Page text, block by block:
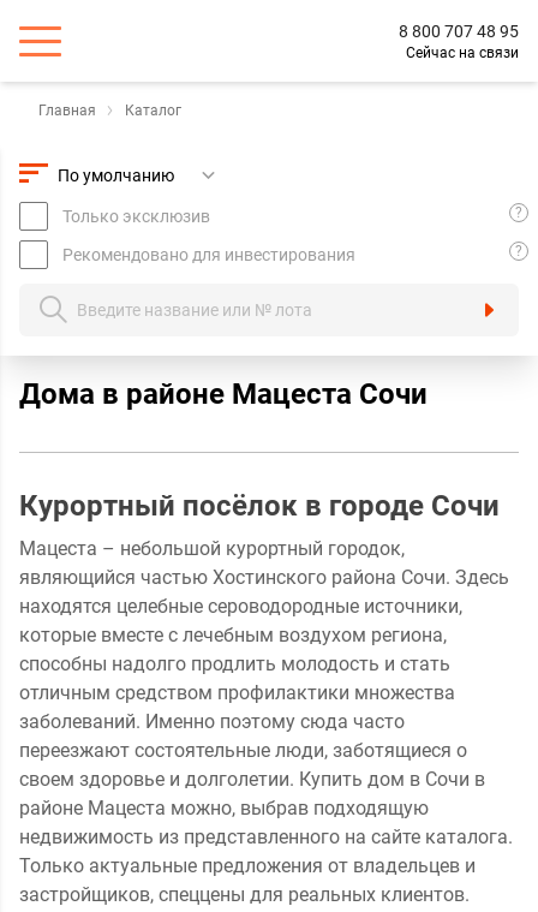
8 800 707 48 95
Сейчас на связи
Главная Каталог
Только эксклюзив ?
Рекомендовано для инвестирования ?
Дома в районе Мацеста Сочи
Курортный посёлок в городе Сочи
Мацеста – небольшой курортный городок,
являющийся частью Хостинского района Сочи. Здесь
находятся целебные сероводородные источники,
которые вместе с лечебным воздухом региона,
способны надолго продлить молодость и стать
отличным средством профилактики множества
заболеваний. Именно поэтому сюда часто
переезжают состоятельные люди, заботящиеся о
своем здоровье и долголетии. Купить дом в Сочи в
районе Мацеста можно, выбрав подходящую
недвижимость из представленного на сайте каталога.
Только актуальные предложения от владельцев и
застройщиков, спеццены для реальных клиентов.